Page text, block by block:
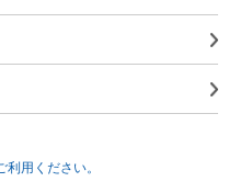
用ください。